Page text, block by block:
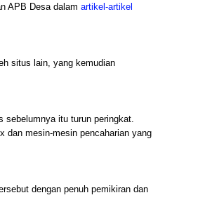
APB Desa dalam artikel-artikel
situs lain, yang kemudian
sebelumnya itu turun peringkat.
dan mesin-mesin pencaharian yang
dengan penuh pemikiran dan